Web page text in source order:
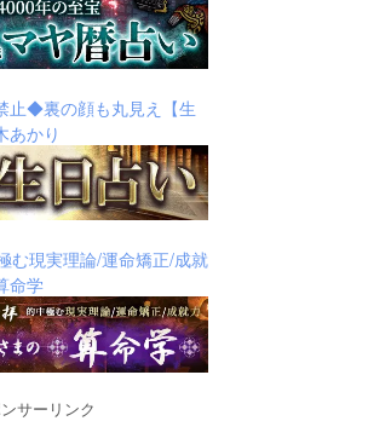
止◆裏の顔も丸見え【生
あかり
む現実理論/運命矯正/成就
命学
サーリンク